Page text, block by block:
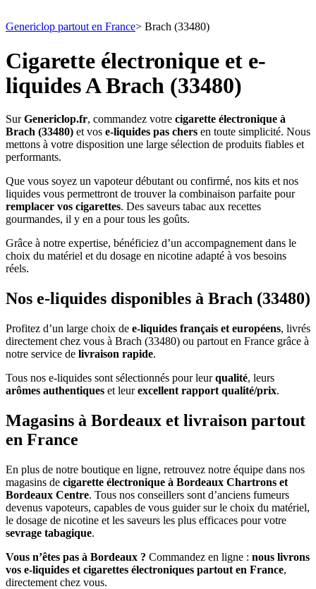
Genericlop partout en France> Brach (33480)
Cigarette électronique et e-
liquides A Brach (33480)
SurGenericlop.fr, commandez votre cigarette électronique à
Brach (33480) et vos e-liquides pas chers en toute simplicité. Nous
mettons à votre disposition une large sélection de produits fiables et
performants.
Que vous soyez un vapoteur débutant ou confirmé, nos kits et nos
liquides vous permettront de trouver la combinaison parfaite pour
remplacer vos cigarettes. Des saveurs tabac aux recettes
gourmandes, il y en a pour tous les goûts.
Grâce à notre expertise, bénéficiez d’un accompagnement dans le
choix du matériel et du dosage en nicotine adapté à vos besoins
réels.
Nos e-liquides disponibles à Brach (33480)
Profitez d’un large choix de e-liquides français et européens, livrés
directement chez vous à Brach (33480) ou partout en France grâce à
notre service de livraison rapide.
Tous nos e-liquides sont sélectionnés pour leurqualité, leurs
arômes authentiques et leurexcellent rapport qualité/prix.
Magasins à Bordeaux et livraison partout
en France
En plus de notre boutique en ligne, retrouvez notre équipe dans nos
magasins de cigarette électronique à Bordeaux Chartrons et
Bordeaux Centre. Tous nos conseillers sont d’anciens fumeurs
devenus vapoteurs, capables de vous guider sur le choix du matériel,
le dosage de nicotine et les saveurs les plus efficaces pour votre
sevrage tabagique.
Vous n’êtes pas à Bordeaux ? Commandez en ligne : nous livrons
vos e-liquides et cigarettes électroniques partout en France,
directement chez vous.